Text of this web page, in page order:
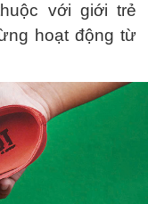
với giới trẻ
hoạt động từ